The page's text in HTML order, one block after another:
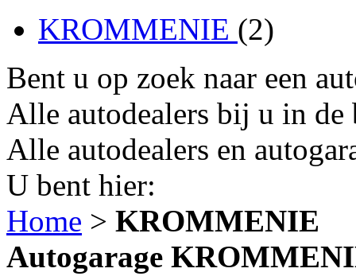
KROMMENIE (2)
Bent u op zoek naar een
Alle autodealers bij u in
Alle autodealers en
U bent hier:
Home > KROMMENIE
Autogarage